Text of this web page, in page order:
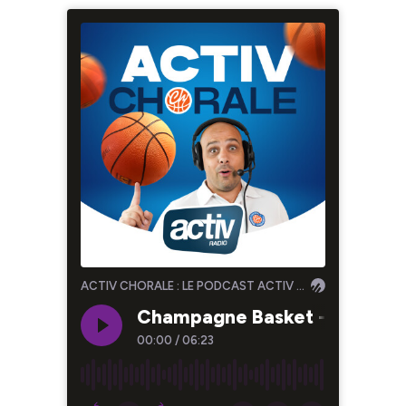
ACTIV CHORALE : LE PODCAST ACTIV DE LA CHORALE DE ROANNE
Champagne Basket -
00:00 / 06:23